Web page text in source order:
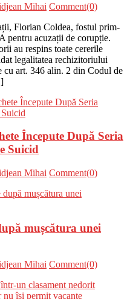
Mihai Comment(0)
Florian Coldea, fostul prim-
pentru acuzații de corupție.
au respins toate cererile
legalitatea rechizitoriului
art. 346 alin. 2 din Codul de
Începute După Seria
Suicid
Mihai Comment(0)
mușcătura unei
Mihai Comment(0)